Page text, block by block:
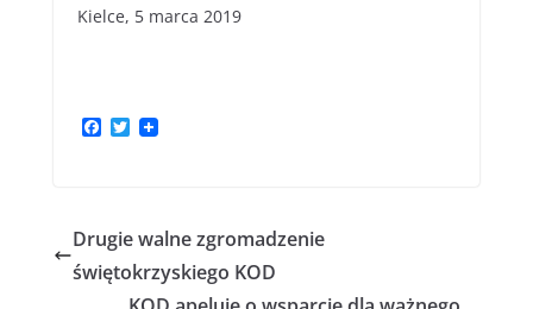
Kielce, 5 marca 2019
F
o
k
T
r
Drugie walne zgromadzenie
świętokrzyskiego KOD